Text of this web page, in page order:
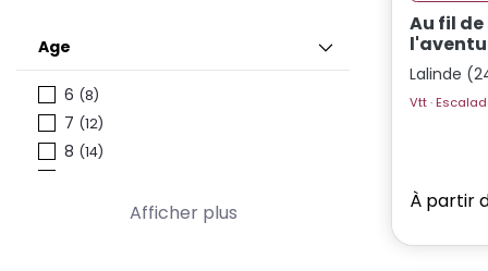
Age
6 (8)
7 (12)
8 (14)
Afficher plus
Au fil
Lalinde
À partir